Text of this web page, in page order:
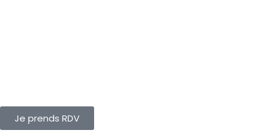
Je prends RDV